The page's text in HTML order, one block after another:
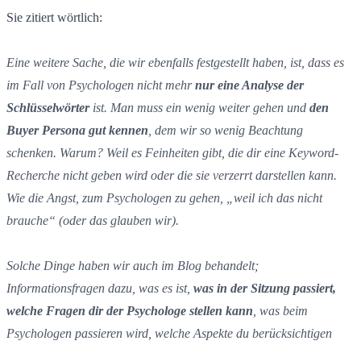
Sie zitiert wörtlich:
Eine weitere Sache, die wir ebenfalls festgestellt haben, ist, dass es
im Fall von Psychologen nicht mehrnur eine Analyse der
Schlüsselwörterist. Man muss ein wenig weiter gehen und den
Buyer Persona gut kennen , dem wir so wenig Beachtung
schenken. Warum? Weil es Feinheiten gibt, die dir eine Keyword-
Recherche nicht geben wird oder die sie verzerrt darstellen kann.
Wie die Angst, zum Psychologen zu gehen, „weil ich das nicht
brauche“ (oder das glauben wir).
Solche Dinge haben wir auch im Blog behandelt;
Informationsfragen dazu, was es ist, was in der Sitzung passiert,
welche Fragen dir der Psychologe stellen kann , was beim
Psychologen passieren wird, welche Aspekte du berücksichtigen